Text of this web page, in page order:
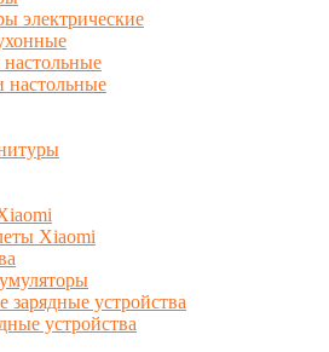
электрические
настольные
Xiaomi
зарядные устройства
устройства